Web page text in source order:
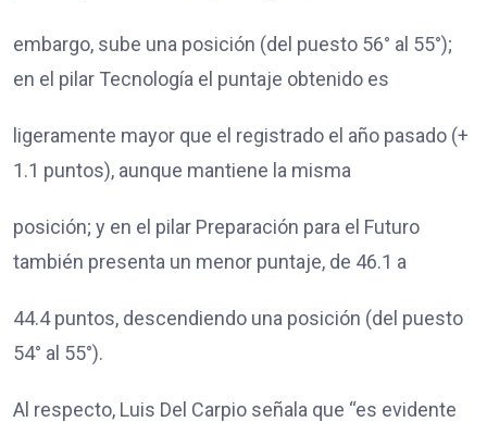
embargo, sube una posición (del puesto 56° al 55°);
en el pilar Tecnología el puntaje obtenido es
ligeramente mayor que el registrado el año pasado (+
1.1 puntos), aunque mantiene la misma
posición; y en el pilar Preparación para el Futuro
también presenta un menor puntaje, de 46.1 a
44.4 puntos, descendiendo una posición (del puesto
54° al 55°).
Al respecto, Luis Del Carpio señala que “es evidente